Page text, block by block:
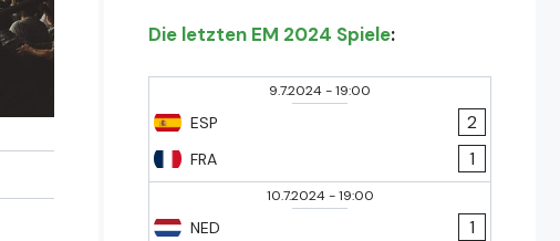
Die letzten EM 2024 Spiele:
9.7.2024-19:00
ESP
FRA
2
1
10.7.2024-19:00
NED
1